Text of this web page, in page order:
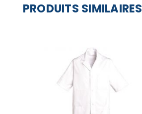
PRODUITS SIMILAIRES